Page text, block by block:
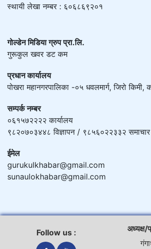
स्थायी लेखा नम्बर : ६०६८६९२०१
गोल्डेन मिडिया ग्रुप प्रा.लि.
गुरूकुल खवर डट कम
प्रधान कार्यालय
पोखरा महानगरपालिका -०५ धवलमार्ग, जिरो
सम्पर्क नम्बर
०६१५७२२२२ कार्यालय
९८२०७०३४४८ विज्ञापन / ९८५६०२२३३२ समाचार
ईमेल
gurukulkhabar@gmail.com
sunaulokhabar@gmail.com
Follow us :
अध्यक्ष/